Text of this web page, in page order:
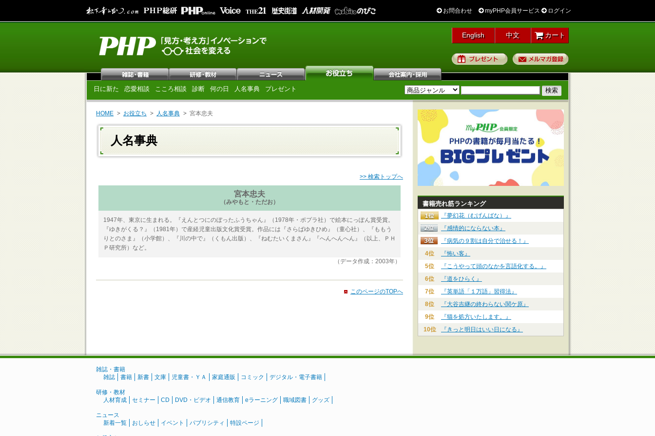
お問合わせ myPHP会員サービス ログイン
English 中文 カート
プレゼント
日に新た 恋愛相談 こころ相談 診断 何の日 人名事典 プレゼント
HOME お役立ち 人名事典 宮本忠夫
人名事典
>> 検索トップへ
宮本忠夫
（みやもと・ただお）
1947年、東京に生まれる。『えんとつにのぼったふうちゃん』（1978年・ポプラ社）で絵本にっぽん賞受賞。
『ゆきがくる？』（1981年）で産経児童出版文化賞受賞。作品には『さらばゆきひめ』（童心社）、『ももう
りとのさま』（小学館）、『川の中で』（くもん出版）、『ねむたいくまさん』『へんへんへん』（以上、ＰＨ
Ｐ研究所）など。
（データ作成：2003年）
このページのTOPへ
書籍売れ筋ランキング
『夢幻花（むげんばな）』
『感情的にならない本』
『病気の９割は自分で治せる！』
4位
『怖い客』
5位
『こうやって頭のなかを言語化する。』
6位
『道をひらく』
7位
『英単語「１万語」習得法』
8位
『大谷吉継の終わらない関ケ原』
9位
『猫を処方いたします。』
10位
『きっと明日はいい日になる』
雑誌・書籍
雑誌
書籍 新書 文庫 児童書・ＹＡ 家庭通販 コミック デジタル・電子書籍
研修・教材
人材育成
セミナー CD DVD・ビデオ 通信教育 eラーニング 職域図書 グッズ
ニュース
新着一覧
おしらせ イベント パブリシティ 特設ページ